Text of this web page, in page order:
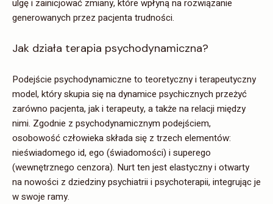
ulgę i zainicjować zmiany, które wpłyną na rozwiązanie
generowanych przez pacjenta trudności.
Jak działa terapia psychodynamiczna?
Podejście psychodynamiczne to teoretyczny i terapeutyczny
model, który skupia się na dynamice psychicznych przeżyć
zarówno pacjenta, jak i terapeuty, a także na relacji między
nimi. Zgodnie z psychodynamicznym podejściem,
osobowość człowieka składa się z trzech elementów:
nieświadomego id, ego (świadomości) i superego
(wewnętrznego cenzora). Nurt ten jest elastyczny i otwarty
na nowości z dziedziny psychiatrii i psychoterapii, integrując je
w swoje ramy.